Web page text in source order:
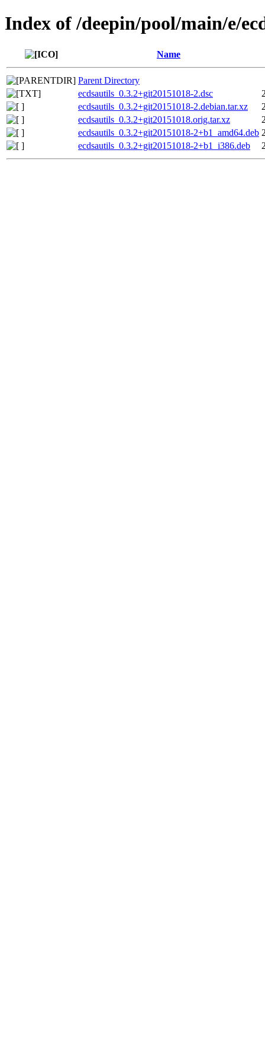
Index of /deepin/pool/main/e/
Name
Parent Directory
ecdsautils_0.3.2+git20151018-2.dsc
ecdsautils_0.3.2+git20151018-2.debian.tar.xz
ecdsautils_0.3.2+git20151018.orig.tar.xz
ecdsautils_0.3.2+git20151018-2+b1_amd64.deb
ecdsautils_0.3.2+git20151018-2+b1_i386.deb